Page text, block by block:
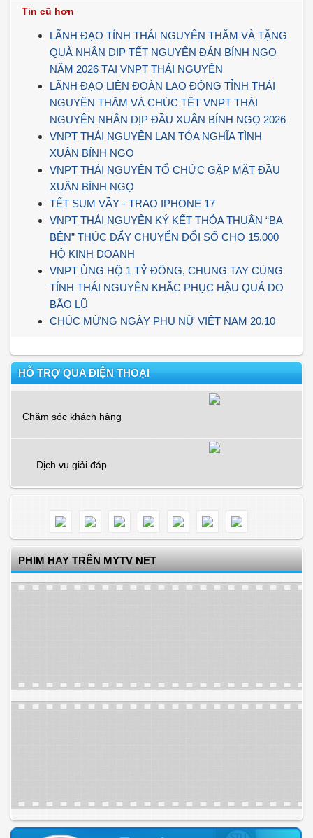
Tin cũ hơn
LÃNH ĐẠO TỈNH THÁI NGUYÊN THĂM VÀ TẶNG
QUÀ NHÂN DỊP TẾT NGUYÊN ĐÁN BÍNH NGỌ
NĂM 2026 TẠI VNPT THÁI NGUYÊN
LÃNH ĐẠO LIÊN ĐOÀN LAO ĐỘNG TỈNH THÁI
NGUYÊN THĂM VÀ CHÚC TẾT VNPT THÁI
NGUYÊN NHÂN DỊP ĐẦU XUÂN BÍNH NGỌ 2026
VNPT THÁI NGUYÊN LAN TỎA NGHĨA TÌNH
XUÂN BÍNH NGỌ
VNPT THÁI NGUYÊN TỔ CHỨC GẶP MẶT ĐẦU
XUÂN BÍNH NGỌ
TẾT SUM VẦY - TRAO IPHONE 17
VNPT THÁI NGUYÊN KÝ KẾT THỎA THUẬN “BA
BÊN” THÚC ĐẨY CHUYỂN ĐỔI SỐ CHO 15.000
HỘ KINH DOANH
VNPT ỦNG HỘ 1 TỶ ĐỒNG, CHUNG TAY CÙNG
TỈNH THÁI NGUYÊN KHẮC PHỤC HẬU QUẢ DO
BÃO LŨ
CHÚC MỪNG NGÀY PHỤ NỮ VIỆT NAM 20.10
HỖ TRỢ QUA ĐIỆN THOẠI
Chăm sóc khách hàng
Dịch vụ giải đáp
PHIM HAY TRÊN MYTV NET